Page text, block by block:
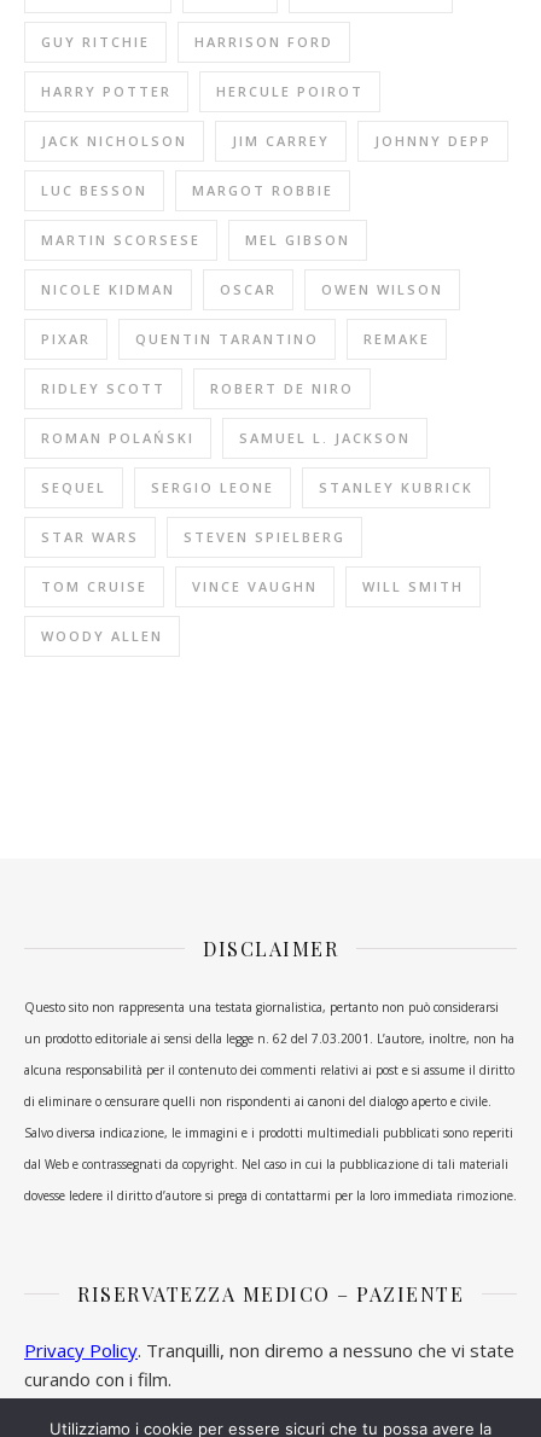
GUY RITCHIE HARRISON FORD
HARRY POTTER HERCULE POIROT
JACK NICHOLSON JIM CARREY JOHNNY DEPP
LUC BESSON MARGOT ROBBIE
MARTIN SCORSESE MEL GIBSON
NICOLE KIDMAN OSCAR OWEN WILSON
PIXAR QUENTIN TARANTINO REMAKE
RIDLEY SCOTT ROBERT DE NIRO
ROMAN POLAŃSKI SAMUEL L. JACKSON
SEQUEL SERGIO LEONE STANLEY KUBRICK
STAR WARS STEVEN SPIELBERG
TOM CRUISE VINCE VAUGHN WILL SMITH
WOODY ALLEN
DISCLAIMER
Questo sito non rappresenta una testata giornalistica, pertanto non può considerarsi
un prodotto editoriale ai sensi della legge n. 62 del 7.03.2001. L’autore, inoltre, non ha
alcuna responsabilità per il contenuto dei commenti relativi ai post e si assume il diritto
di eliminare o censurare quelli non rispondenti ai canoni del dialogo aperto e civile.
Salvo diversa indicazione, le immagini e i prodotti multimediali pubblicati sono reperiti
dal Web e contrassegnati da copyright. Nel caso in cui la pubblicazione di tali materiali
dovesse ledere il diritto d’autore si prega di contattarmi per la loro immediata rimozione.
RISERVATEZZA MEDICO – PAZIENTE
Privacy Policy. Tranquilli, non diremo a nessuno che vi state
curando con i film.
Utilizziamo i cookie per essere sicuri che tu possa avere la